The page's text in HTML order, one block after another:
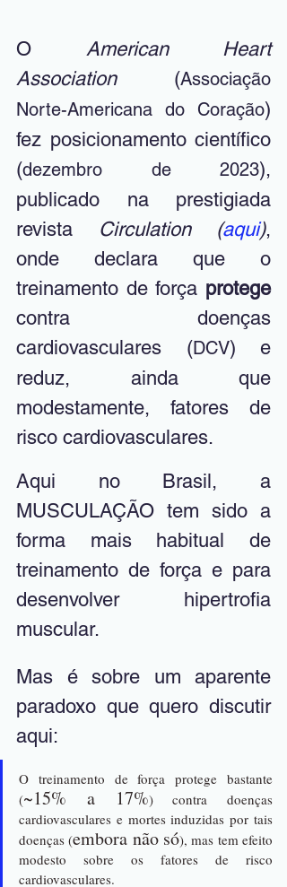
O American Heart
Association (Associação
Norte-Americana do Coração)
fez posicionamento científico
(dezembro de 2023),
publicado na prestigiada
revista Circulation (aqui),
onde declara que o
treinamento de força
protege
contra doenças
cardiovasculares (DCV) e
reduz, ainda que
modestamente, fatores de
risco cardiovasculares.
Aqui no Brasil, a
MUSCULAÇÃO tem sido a
forma mais habitual de
treinamento de força e para
desenvolver hipertrofia
muscular.
Mas é sobre um aparente
paradoxo que quero discutir
aqui:
O treinamento de força protege bastante
(~15% a 17%) contra doenças
cardiovasculares e mortes induzidas por tais
doenças (embora não só), mas tem efeito
modesto sobre os fatores de risco
cardiovasculares.